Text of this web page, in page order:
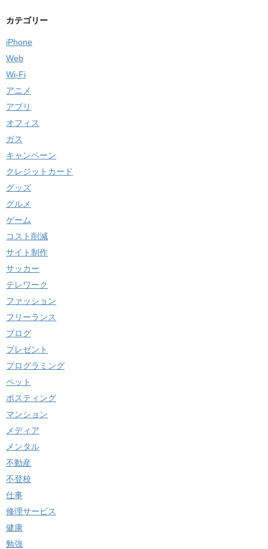
カテゴリー
iPhone
Web
Wi-Fi
アニメ
アプリ
オフィス
ガス
キャンペーン
クレジットカード
グッズ
グルメ
ゲーム
コスト削減
サイト制作
サッカー
テレワーク
ファッション
フリーランス
ブログ
プレゼント
プログラミング
ペット
ポスティング
マンション
メディア
メンタル
不動産
不登校
仕事
修理サービス
健康
勉強